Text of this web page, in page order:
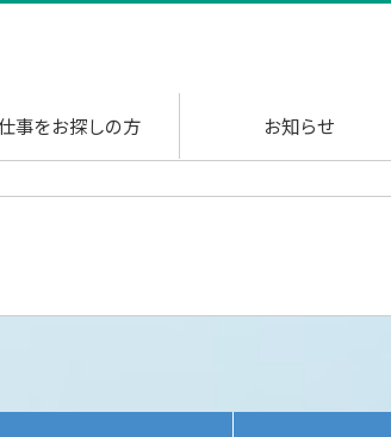
事をお探しの方 お知らせ